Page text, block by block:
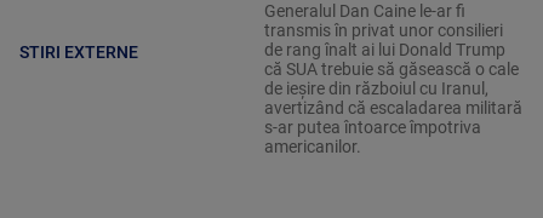
STIRI EXTERNE
Generalul Dan Caine le-ar fi
transmis în privat unor consilieri
de rang înalt ai lui Donald Trump
că SUA trebuie să găsească o cale
de ieșire din războiul cu Iranul,
avertizând că escaladarea militară
s-ar putea întoarce împotriva
americanilor.